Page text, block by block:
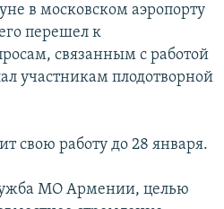
в московском аэропорту
перешел к
связанным с работой
участникам плодотворной
свою работу до 28 января.
МО Армении, целью